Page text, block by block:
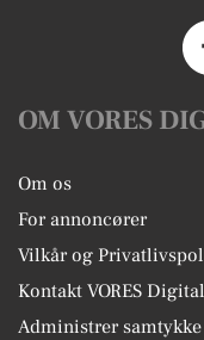
OM VORES
Om os
For annoncører
Vilkår og
Kontakt VORES Digital
Administrer samtykke